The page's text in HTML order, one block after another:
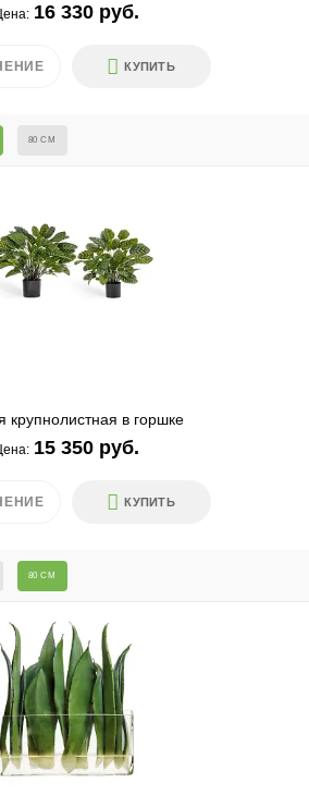
16 330 руб.
КУПИТЬ
80 СМ
крупнолистная в горшке
15 350 руб.
КУПИТЬ
80 СМ